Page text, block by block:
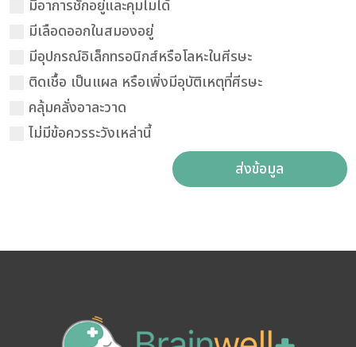
มีอาการชักอยู่และคุมไมได้
มีเลือดออกในสมองอยู่
มีอุปกรณ์อิเล็กทรอนิกส์หรือโลหะในศีรษะ
ติดเชื้อ เป็นแผล หรือเพิ่งมีอุบัติเหตุที่ศีรษะ
คลุ้มคลั่งอาละวาด
ไม่มีข้อควรระวังเหล่านี้
ส่งข้อมูล